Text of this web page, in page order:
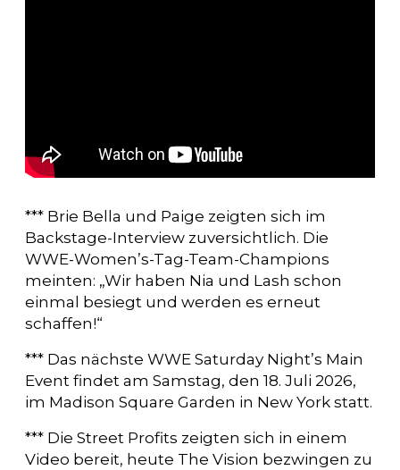
*** Brie Bella und Paige zeigten sich im
Backstage-Interview zuversichtlich. Die
WWE-Women’s-Tag-Team-Champions
meinten: „Wir haben Nia und Lash schon
einmal besiegt und werden es erneut
schaffen!“
*** Das nächste WWE Saturday Night’s Main
Event findet am Samstag, den 18. Juli 2026,
im Madison Square Garden in New York statt.
*** Die Street Profits zeigten sich in einem
Video bereit, heute The Vision bezwingen zu